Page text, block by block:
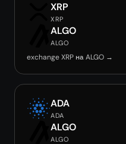
XRP
XRP
ALGO
ALGO
exchange XRP на ALGO →
ADA
ADA
ALGO
ALGO